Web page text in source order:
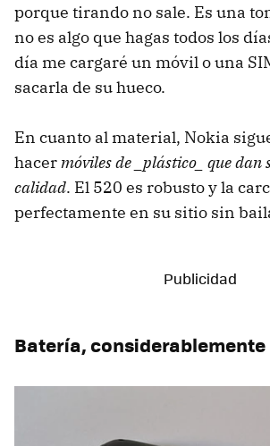
porque tirando no sale. Es una
no es algo que hagas todos los
día me cargaré un móvil o una
sacarla de su hueco.
En cuanto al material, Nokia
hacermóviles de _plástico_ que dan
calidad. El 520 es robusto y la
perfectamente en su sitio sin
Batería, considerablemente